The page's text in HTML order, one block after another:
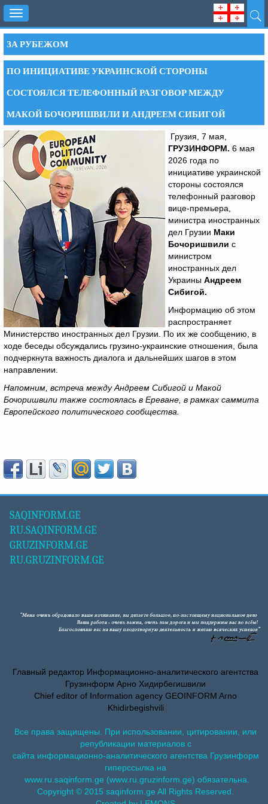
Toggle
navigation
ЗА РУБЕЖОМ
ПО ИНИЦИАТИВЕ УКРАИНСКОЙ СТОРОНЫ
СОСТОЯЛСЯ ТЕЛЕФОННЫЙ РАЗГОВОР МЕЖДУ
МАКОЙ БОЧОРИШВИЛИ И АНДРЕЕМ СИБИГОЙ
Грузия, 7 мая,
ГРУЗИНФОРМ. 6 мая
2026 года по
инициативе украинской
стороны состоялся
телефонный разговор
вице-премьера,
министра иностранных
дел Грузии Маки
Бочоришвили с
министром
иностранных дел
Украины Андреем
Сибигой.
Информацию об этом
распространяет
Министерство иностранных дел Грузии. По их же сообщению, в
ходе беседы обсуждались грузино-украинские отношения, была
подчеркнута важность диалога и дальнейших шагов в этом
направлении.
Напомним, встреча между Андреем Сибигой и Макой
Бочоришвили также состоялась в Ереване, в рамках саммита
Европейского политического сообщества.
SAQINFORM.GE
RU.SAQINFORM.GE
GRUZINFORM.GE
RU.GRUZINFORM.GE
Главный редактор Информационно-аналитического агентства
Грузинформ Арно Хидирбегишвили
Chief editor of Information agency GEOINFORM Arno
Khidirbegishvili
Все права защищены. При использовании, цитировании, или
републикации материалов с
сайта информационно-аналитического агентства Грузинформ
гиперссылка на
www.ru.saqinform.ge (www.ru.gruzinform.ge) обязательна.
Copyright © 2015 saqinform.ge All Rights Reserved.